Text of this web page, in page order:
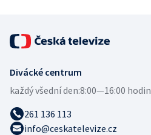
Divácké centrum
každý všední den:8:00—16:00 hodin
261 136 113
info@ceskatelevize.cz